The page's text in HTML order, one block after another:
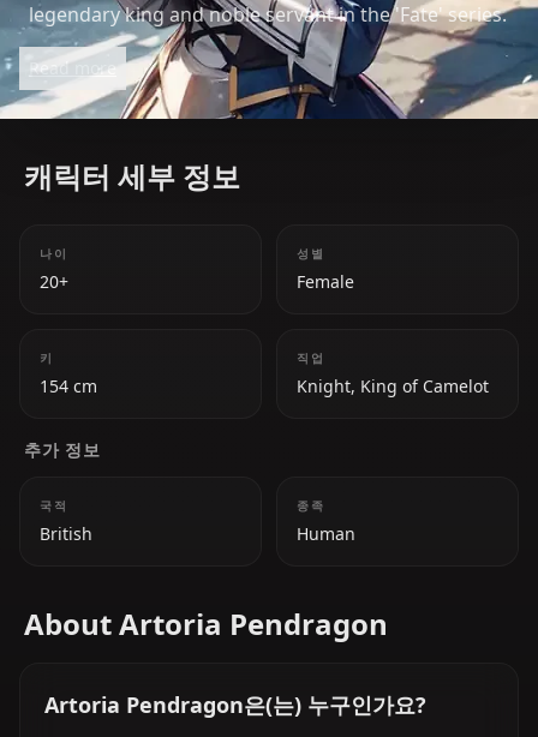
legendary king and noble servant in the 'Fate' series.
Known for her unwavering sense of duty and honor,
she wields the holy sword Excalibur to protect her
allies and uphold justice. Her stoic and composed
Read more
캐릭터 세부 정보
나이
20+
성별
Female
키
154 cm
직업
Knight, King of Camelot
추가 정보
국적
British
종족
Human
About Artoria Pendragon
Artoria Pendragon은(는) 누구인가요?